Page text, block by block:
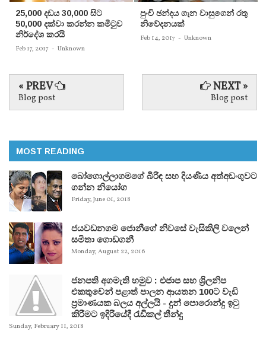
25,000 දඩය 30,000 සිට
50,000 දක්වා කරන්න කමිටුව
නිර්දේශ කරයි
Feb 17, 2017 - Unknown
පුංචි ඡන්දය ගැන වාසුගෙන් රතු
නිවේදනයක්‌
Feb 14, 2017 - Unknown
« PREV
Blog post
NEXT »
Blog post
MOST READING
බෝගොල්ලාගමගේ බිරිඳ සහ දියණිය අත්අඩංගුවට
ගන්න නියෝග
Friday, June 01, 2018
ජයවඩනගම ජොනීගේ නිවසේ වැසිකිලි වලෙන්
සමිතා ගොඩගනී
Monday, August 22, 2016
ජනපති අගමැති හමුව : එජාප සහ ශ්‍රිලනිප
එකතුවෙන් පළාත් පාලන ආයතන 100ට වැඩි
ප්‍රමාණයක බලය අල්ලයි - දුන් පොරොන්දු ඉටු
කිරීමට ඉදිරියේදී රැඩිකල් තීන්දු
Sunday, February 11, 2018